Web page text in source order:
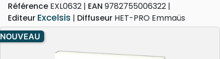
Référence EXL0632 EAN 9782755006322
Editeur Excelsis Diffuseur HET-PRO Emmaüs
NOUVEAU